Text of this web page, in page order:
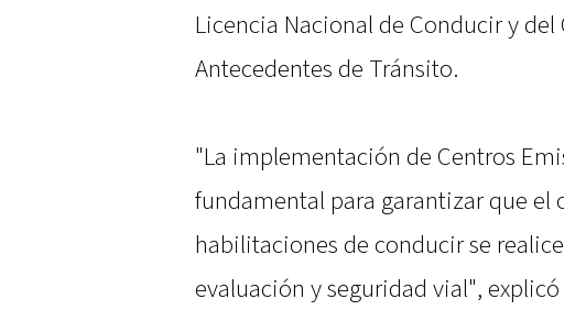
Licencia Nacional de Conducir y
Antecedentes de Tránsito.
"La implementación de Centros
fundamental para garantizar que el
habilitaciones de conducir se
evaluación y seguridad vial",